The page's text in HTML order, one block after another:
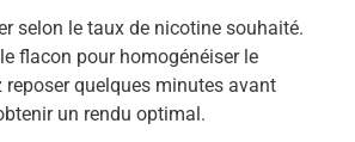
selon le taux de nicotine souhaité.
flacon pour homogénéiser le
reposer quelques minutes avant
un rendu optimal.